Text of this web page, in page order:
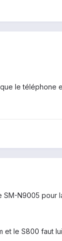
le téléphone
N9005 pour
le S800 faut